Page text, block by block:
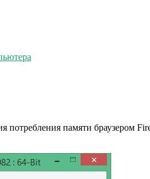
памяти браузером